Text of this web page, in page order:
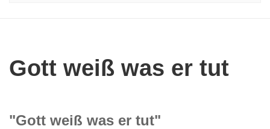
Gott weiß was er tut
"Gott weiß was er tut"